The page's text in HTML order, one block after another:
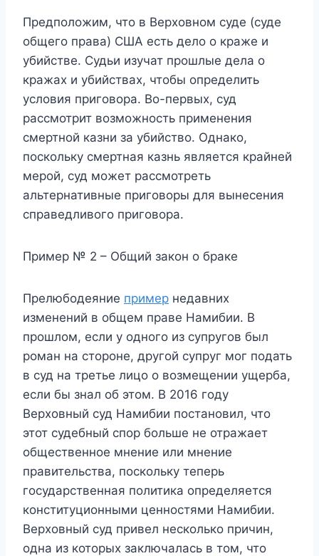
Предположим, что в Верховном суде (суде
общего права) США есть дело о краже и
убийстве. Судьи изучат прошлые дела о
кражах и убийствах, чтобы определить
условия приговора. Во-первых, суд
рассмотрит возможность применения
смертной казни за убийство. Однако,
поскольку смертная казнь является крайней
мерой, суд может рассмотреть
альтернативные приговоры для вынесения
справедливого приговора.
Пример № 2 – Общий закон о браке
Прелюбодеяние пример недавних
изменений в общем праве Намибии. В
прошлом, если у одного из супругов был
роман на стороне, другой супруг мог подать
в суд на третье лицо о возмещении ущерба,
если бы знал об этом. В 2016 году
Верховный суд Намибии постановил, что
этот судебный спор больше не отражает
общественное мнение или мнение
правительства, поскольку теперь
государственная политика определяется
конституционными ценностями Намибии.
Верховный суд привел несколько причин,
одна из которых заключалась в том, что